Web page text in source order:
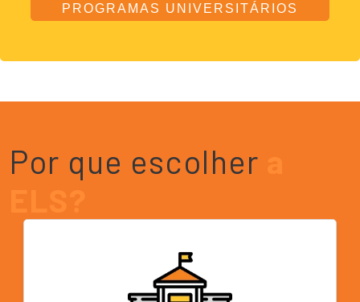
PROGRAMAS UNIVERSITÁRIOS
Por que escolher